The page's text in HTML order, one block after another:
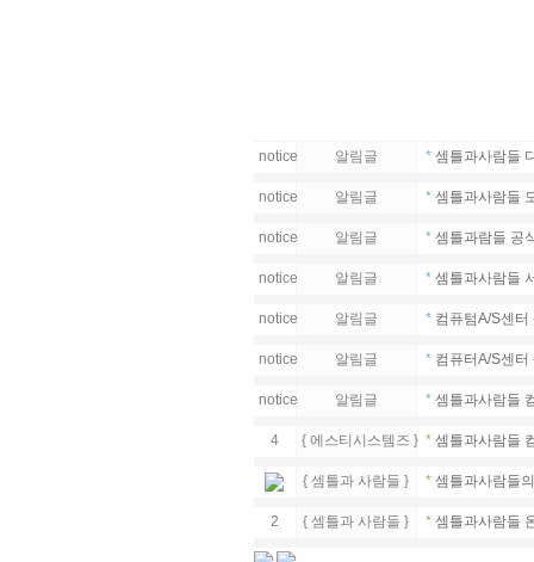
notice 알림글 * 셈틀과사람들
notice 알림글 * 셈틀과사람들
notice 알림글 * 셈틀과람들 공
notice 알림글 * 셈틀과사람들
notice 알림글 * 컴퓨텀A/S센터
notice 알림글 * 컴퓨터A/S센터
notice 알림글 * 셈틀과사람들
4 { 에스티시스템즈 } * 셈틀과사람들
{ 셈틀과 사람들 } * 셈틀과사람들
2 { 셈틀과 사람들 } * 셈틀과사람들